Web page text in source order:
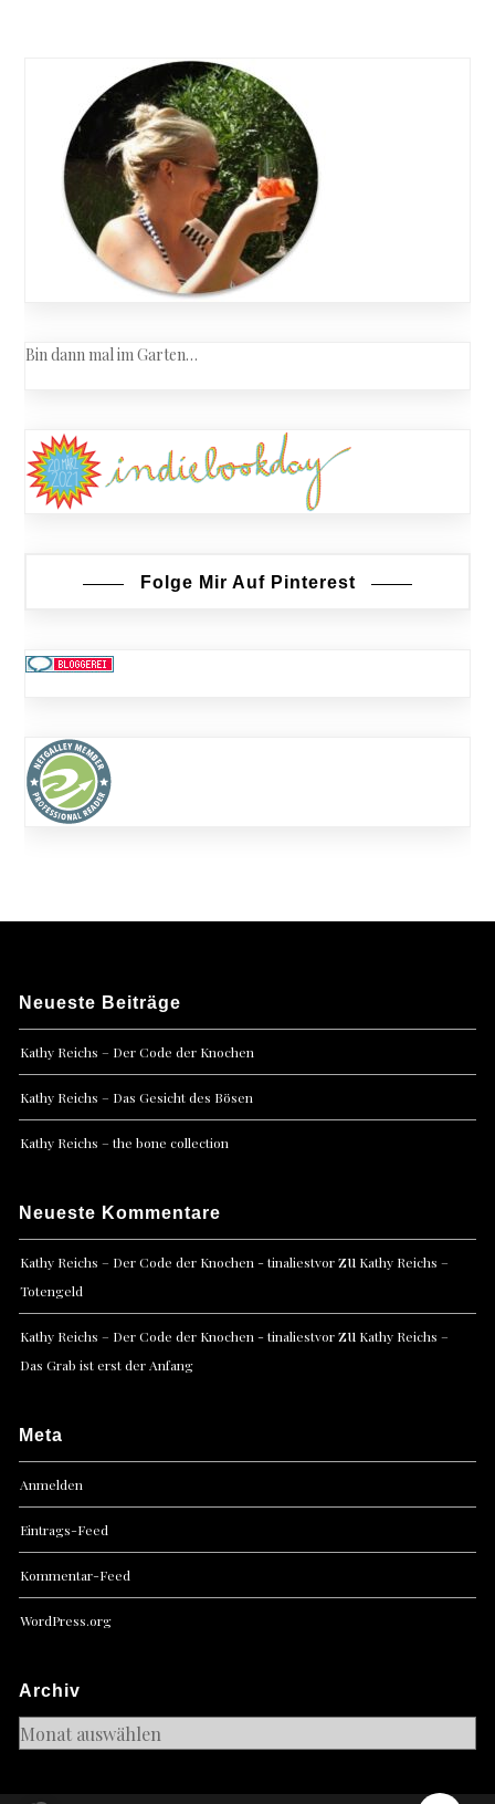
Bin dann mal im Garten…
Folge Mir Auf Pinterest
Neueste Beiträge
Kathy Reichs – Der Code der Knochen
Kathy Reichs – Das Gesicht des Bösen
Kathy Reichs – the bone collection
Neueste Kommentare
Kathy Reichs – Der Code der Knochen - tinaliestvorzu Kathy Reichs –
Totengeld
Kathy Reichs – Der Code der Knochen - tinaliestvorzu Kathy Reichs –
Das Grab ist erst der Anfang
Meta
Anmelden
Eintrags-Feed
Kommentar-Feed
WordPress.org
Archiv
Archiv